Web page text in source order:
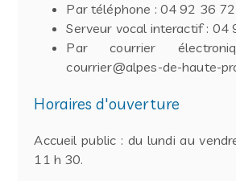
Par téléphone : 04 92 36
Serveur vocal interactif : 04
Par courrier
courrier@alpes-de-haute-
Horaires d'ouverture
Accueil public : du lundi au
11 h 30.